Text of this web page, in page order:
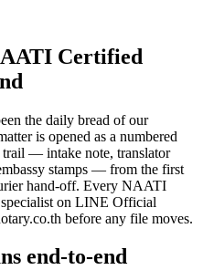
Certified
the daily bread of our
is opened as a numbered
trail — intake note, translator
stamps — from the first
hand-off. Every NAATI
specialist on LINE Official
before any file moves.
end-to-end